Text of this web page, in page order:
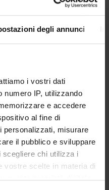
degli annunci
i vostri dati
numero IP, utilizzando
e accedere
al fine di
personalizzati, misurare
il pubblico e sviluppare
chi utilizza i
vostre scelte in materia di
questa proprietà digitale